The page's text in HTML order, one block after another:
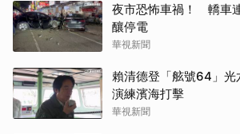
夜市恐怖車禍！ 轎車
釀停電
華視新聞
賴清德登「舷號64」
演練濱海打擊
華視新聞